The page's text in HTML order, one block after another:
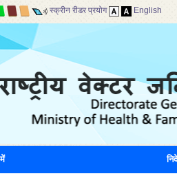
स्क्रीन रीडर प्रयोग English